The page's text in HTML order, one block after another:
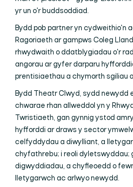
yr un o'r buddsoddiad.
Bydd pob partner yn cydweithio'n
Ragoriaeth ar gampws Coleg
rhwydwaith o ddatblygiadau o'r
angorau ar gyfer darparu
prentisiaethau a chymorth sgiliau
Bydd Theatr Clwyd, sydd newydd
chwarae rhan allweddol yn y
Twristiaeth, gan gynnig ystod
hyfforddi ar draws y sector
celfyddydau a diwylliant, a
chyfathrebu; i reoli dyletswyddau;
digwyddiadau, a chyfleoedd o
lletygarwch ac arlwyo newydd.